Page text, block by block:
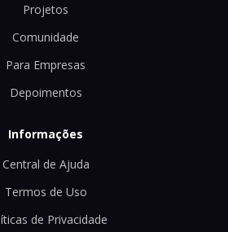
Projetos
Comunidade
Para Empresas
Depoimentos
Informações
Central de Ajuda
Termos de Uso
de Privacidade